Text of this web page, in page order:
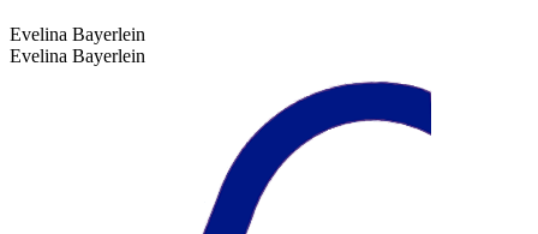
Evelina Bayerlein
Evelina Bayerlein